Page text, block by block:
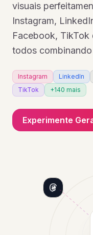
visuais
Instagram,
Facebook,
todos
Instagram LinkedIn
TikTok
+140 mais
Experimente